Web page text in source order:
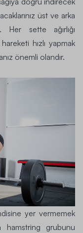
üst ve arka
Her sette ağırlığı
hızlı yapmak
önemli olandır.
yer vermemek
hamstring grubunu